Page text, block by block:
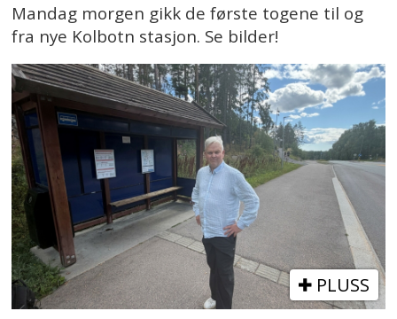
Mandag morgen gikk de første togene til og
fra nye Kolbotn stasjon. Se bilder!
PLUSS